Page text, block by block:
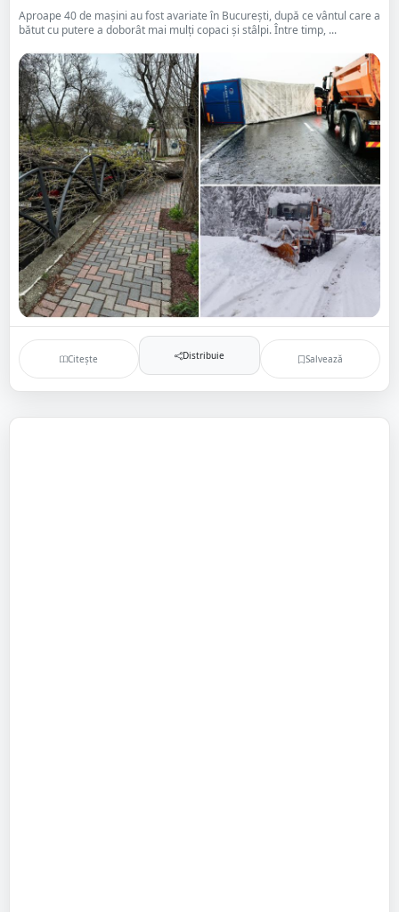
Aproape 40 de mașini au fost avariate în București, după ce vântul care a
bătut cu putere a doborât mai mulți copaci și stâlpi. Între timp, ...
Citește Distribuie Salvează